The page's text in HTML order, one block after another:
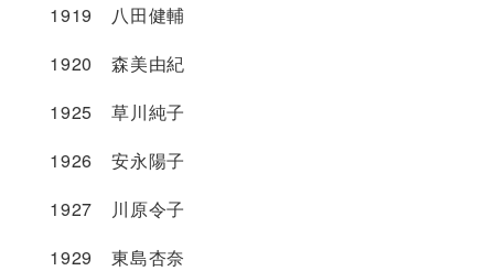
1919 八田健輔
1920 森美由紀
1925 草川純子
1926 安永陽子
1927 川原令子
1929 東島杏奈